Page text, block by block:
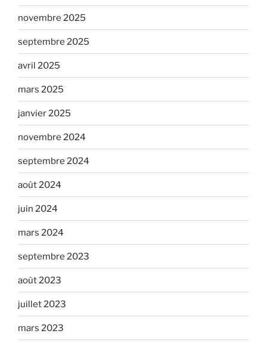
novembre 2025
septembre 2025
avril 2025
mars 2025
janvier 2025
novembre 2024
septembre 2024
août 2024
juin 2024
mars 2024
septembre 2023
août 2023
juillet 2023
mars 2023